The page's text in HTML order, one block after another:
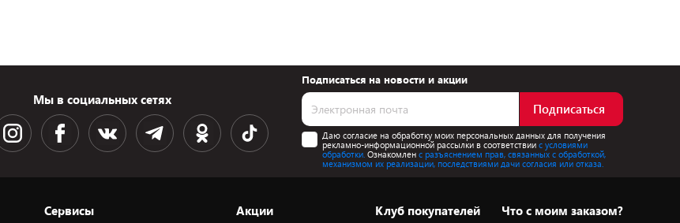
Мы в социальных сетях
Подписаться на новости и акции
Подписаться
Даю согласие на обработку моих персональных данных для получения
рекламно-информационной рассылки в соответствиис условиями
обработки. Ознакомлен с разъяснением прав, связанных с обработкой,
механизмом их реализации, последствиями дачи согласия или отказа.
Сервисы Акции
Клуб покупателей
Что с моим заказом?